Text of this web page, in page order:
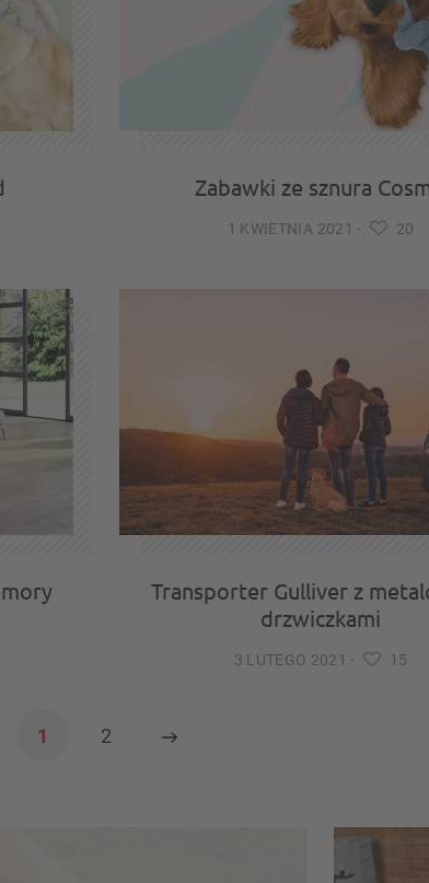
Zabawki ze sznura
1 KWIETNIA 2021- 20
Transporter Gulliver z
drzwiczkami
3 LUTEGO 2021- 15
1 2